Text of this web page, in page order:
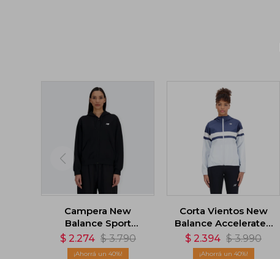
Campera New
Balance Sport
Essentials - Negro
$ 2.274 $ 3.790
40
Corta Vientos New
Balance Accelerate -
Azul
$ 2.394 $ 3.990
40